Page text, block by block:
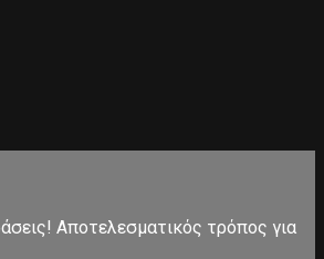
Αποτελεσματικός τρόπος για